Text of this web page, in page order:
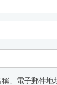
、電子郵件地